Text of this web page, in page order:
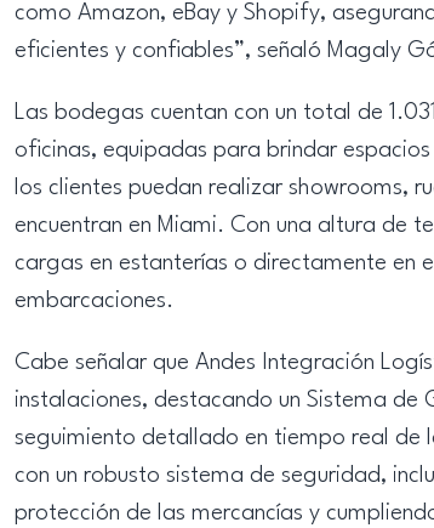
como Amazon, eBay y Shopify,
eficientes y confiables”, señaló Magaly
Las bodegas cuentan con un total de
oficinas, equipadas para brindar
los clientes puedan realizar showrooms,
encuentran en Miami. Con una altura de
cargas en estanterías o directamente en
embarcaciones.
Cabe señalar que Andes Integración
instalaciones, destacando un Sistema de
seguimiento detallado en tiempo real de
con un robusto sistema de seguridad,
protección de las mercancías y